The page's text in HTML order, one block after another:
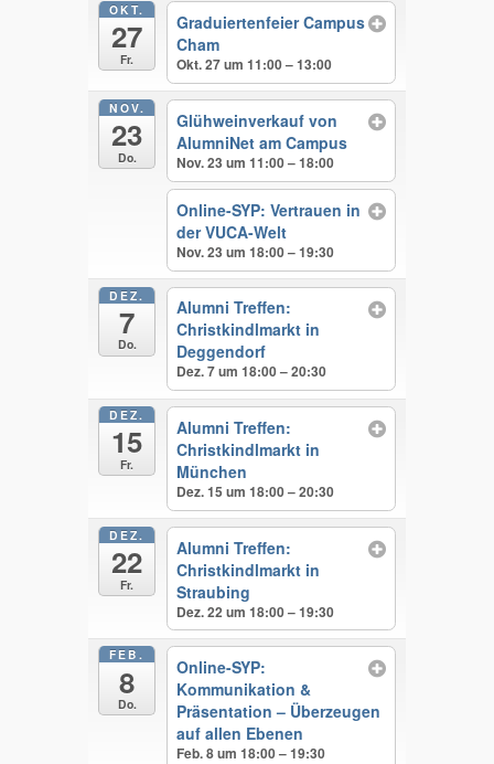
OKT.
27
Fr.
Graduiertenfeier Campus
Cham
Okt. 27 um 11:00 – 13:00
NOV.
23
Do.
Glühweinverkauf von
AlumniNet am Campus
Nov. 23 um 11:00 – 18:00
Online-SYP: Vertrauen in
der VUCA-Welt
Nov. 23 um 18:00 – 19:30
DEZ.
7
Do.
Alumni Treffen:
Christkindlmarkt in
Deggendorf
Dez. 7 um 18:00 – 20:30
DEZ.
15
Fr.
Alumni Treffen:
Christkindlmarkt in
München
Dez. 15 um 18:00 – 20:30
DEZ.
22
Fr.
Alumni Treffen:
Christkindlmarkt in
Straubing
Dez. 22 um 18:00 – 19:30
FEB.
8
Do.
Online-SYP:
Kommunikation &
Präsentation – Überzeugen
auf allen Ebenen
Feb. 8 um 18:00 – 19:30